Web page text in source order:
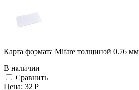
Карта формата Mifare толщиной 0.76 мм
В наличии
Cравнить
Цена: 32 руб.